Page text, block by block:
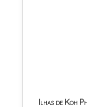
Ilhas de Koh